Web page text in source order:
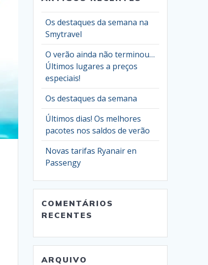
Os destaques da semana na
Smytravel
O verão ainda não terminou…
Últimos lugares a preços
especiais!
Os destaques da semana
Últimos dias! Os melhores
pacotes nos saldos de verão
Novas tarifas Ryanair en
Passengy
COMENTÁRIOS
RECENTES
ARQUIVO